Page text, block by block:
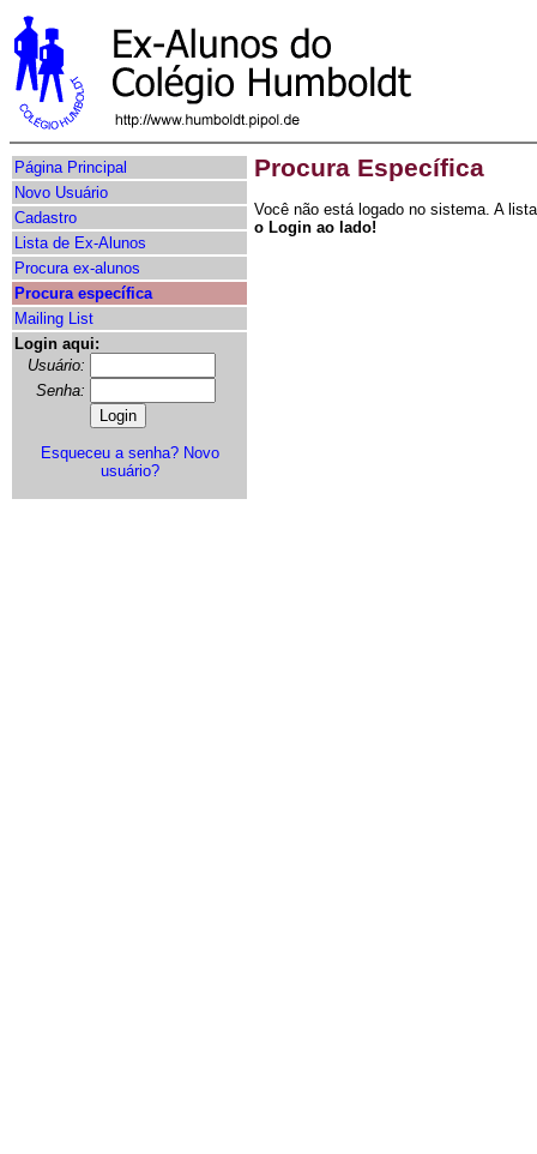
Página Principal
Novo Usuário
Cadastro
Lista de Ex-Alunos
Procura ex-alunos
Procura específica
Mailing List
Login aqui:
Usuário:
Senha:
Esqueceu a senha? Novo
usuário?
Procura Específica
Você não está logado no sistema. A
o Login ao lado!